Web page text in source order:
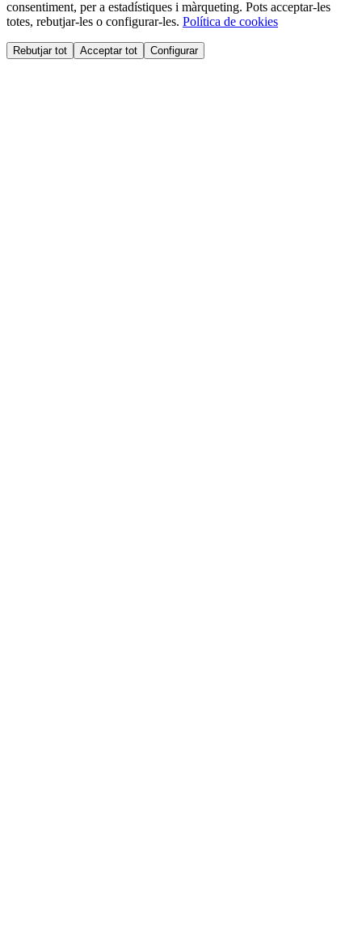
consentiment, per a estadístiques i màrqueting. Pots acceptar-les
totes, rebutjar-les o configurar-les. Política de cookies
Rebutjar tot Acceptar tot Configurar